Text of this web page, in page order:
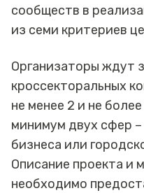
сообществ в
из семи критериев
Организаторы ждут
кроссекторальных
не менее 2 и не
минимум двух сфер
бизнеса или
Описание проекта и
необходимо